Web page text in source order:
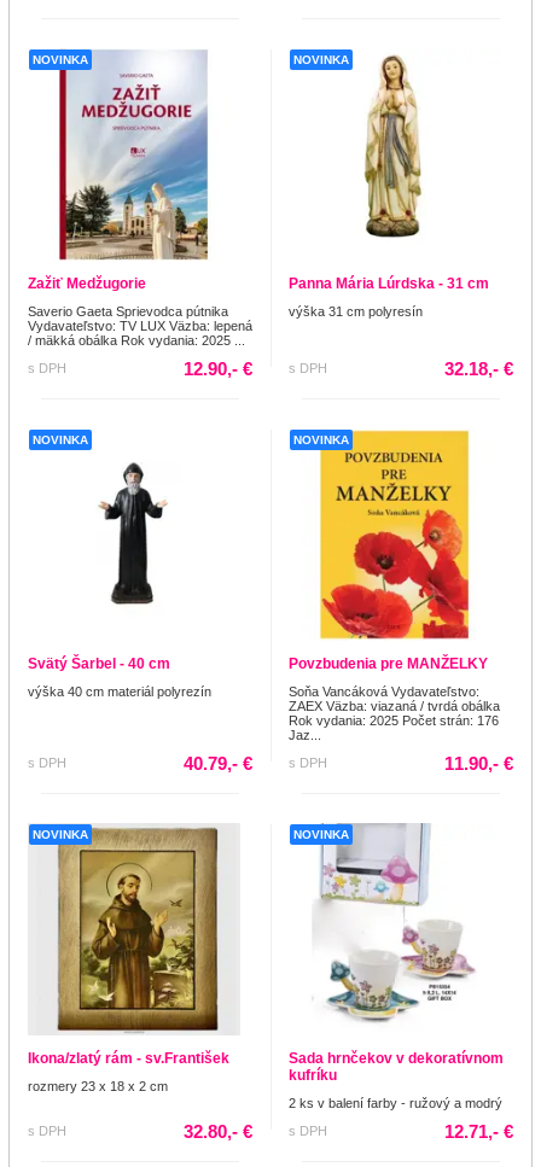
NOVINKA
Zažiť Medžugorie
Saverio Gaeta Sprievodca pútnika
Vydavateľstvo: TV LUX Väzba: lepená
/ mäkká obálka Rok vydania: 2025 ...
s DPH
12.90,- €
NOVINKA
Panna Mária Lúrdska - 31 cm
výška 31 cm polyresín
s DPH 32.18,- €
NOVINKA
Svätý Šarbel - 40 cm
výška 40 cm materiál polyrezín
s DPH 40.79,- €
NOVINKA
Povzbudenia pre MANŽELKY
Soňa Vancáková Vydavateľstvo:
ZAEX Väzba: viazaná / tvrdá obálka
Rok vydania: 2025 Počet strán: 176
Jaz...
s DPH
11.90,- €
NOVINKA
Ikona/zlatý rám - sv.František
rozmery 23 x 18 x 2 cm
s DPH 32.80,- €
NOVINKA
Sada hrnčekov v dekoratívnom
kufríku
2 ks v balení farby - ružový a modrý
s DPH
12.71,- €